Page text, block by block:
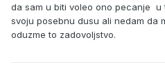
da sam u biti voleo ono pecanje u
svoju posebnu dusu ali nedam da
oduzme to zadovoljstvo.